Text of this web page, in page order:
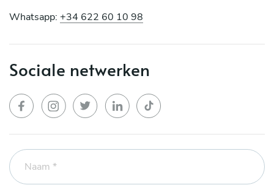
Whatsapp: +34 622 60 10 98
Sociale netwerken
Naam *